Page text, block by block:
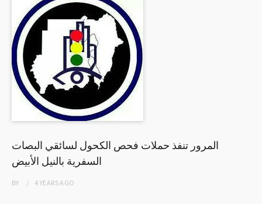
المرور تنفذ حملات فحص الكحول لسائقي البصات
السفرية بالنيل الأبيض
BY 4 YEARSAGO